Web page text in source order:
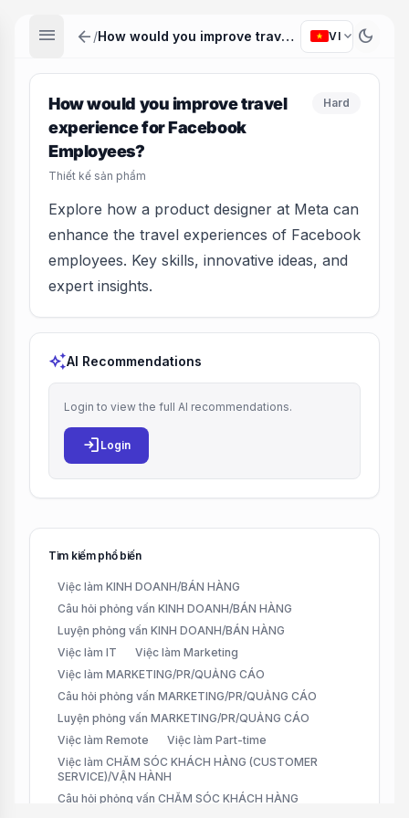
menu arrow_back / How would you improve travel experience for Facebook Employees? VI expand_more dark_mode
How would you improve travel
experience for Facebook
Employees?
Thiết kế sản phẩm
Hard
Explore how a product designer at Meta can
enhance the travel experiences of Facebook
employees. Key skills, innovative ideas, and
expert insights.
auto_awesomeAI Recommendations
Login to view the full AI recommendations.
login Login
Tìm kiếm phổ biến
Việc làm KINH DOANH/BÁN HÀNG
Câu hỏi phỏng vấn KINH DOANH/BÁN HÀNG
Luyện phỏng vấn KINH DOANH/BÁN HÀNG
Việc làm IT
Việc làm Marketing
Việc làm MARKETING/PR/QUẢNG CÁO
Câu hỏi phỏng vấn MARKETING/PR/QUẢNG CÁO
Luyện phỏng vấn MARKETING/PR/QUẢNG CÁO
Việc làm Remote
Việc làm Part-time
Việc làm CHĂM SÓC KHÁCH HÀNG (CUSTOMER
SERVICE)/VẬN HÀNH
Câu hỏi phỏng vấn CHĂM SÓC KHÁCH HÀNG